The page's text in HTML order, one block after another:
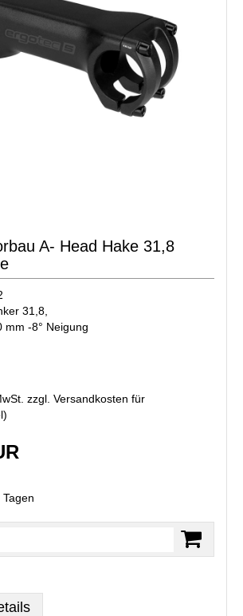
A- Head Hake 31,8
31,8,
mm -8° Neigung
zzgl. Versandkosten für
)